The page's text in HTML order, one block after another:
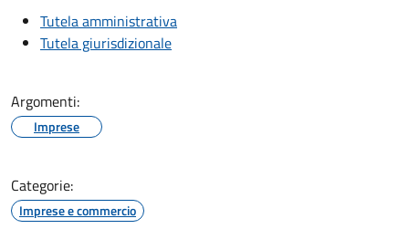
Tutela amministrativa
Tutela giurisdizionale
Argomenti:
Imprese
Categorie:
Imprese e commercio